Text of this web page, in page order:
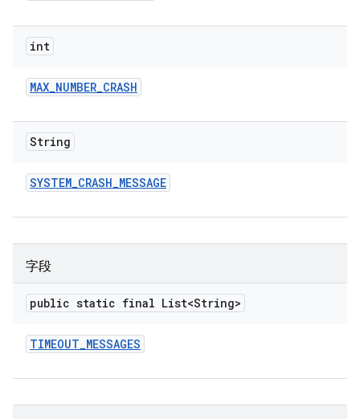
int
MAX_NUMBER_CRASH
String
SYSTEM_CRASH_MESSAGE
字段
public static final List<String>
TIMEOUT_MESSAGES